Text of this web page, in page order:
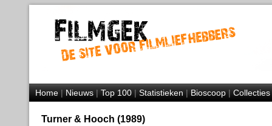
Home|Nieuws|Top 100|Statistieken|Bioscoop|Collecties
Turner & Hooch (1989)